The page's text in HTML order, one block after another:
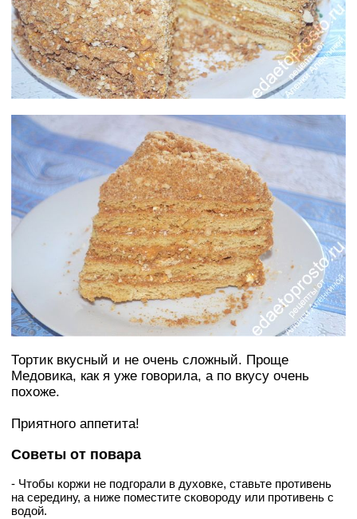
Тортик вкусный и не очень сложный. Проще
Медовика, как я уже говорила, а по вкусу очень
похоже.
Приятного аппетита!
Советы от повара
- Чтобы коржи не подгорали в духовке, ставьте противень
на середину, а ниже поместите сковороду или противень с
водой.